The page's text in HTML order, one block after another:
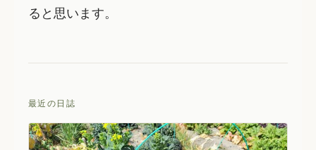
ると思います。
最近の日誌